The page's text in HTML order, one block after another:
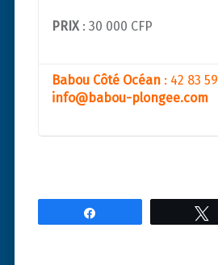
PRIX: 30 000 CFP
Babou Côté Océan: 42 83 59
info@babou-plongee.com